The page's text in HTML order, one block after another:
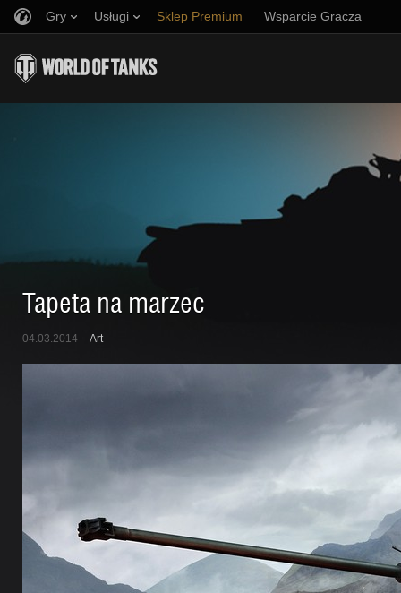
Gry Usługi Sklep Premium Wsparcie Gracza
Muzyka
Zasady fair play
Wargaming.net Game Center
Zwerbuj znajomego
Discord
Tapeta na marzec
04.03.2014 Art